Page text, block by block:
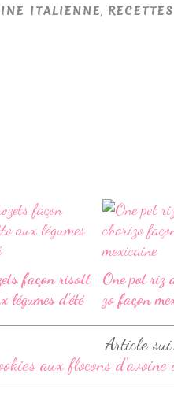
ITALIENNE,
façon risott
légumes d'été
One pot riz
zo façon
Article